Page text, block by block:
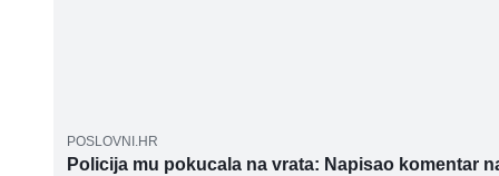
POSLOVNI.HR
Policija mu pokucala na vrata: Napisao komentar